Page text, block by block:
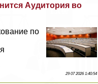
Аудитория во
по
29 07 2026 1:40:54